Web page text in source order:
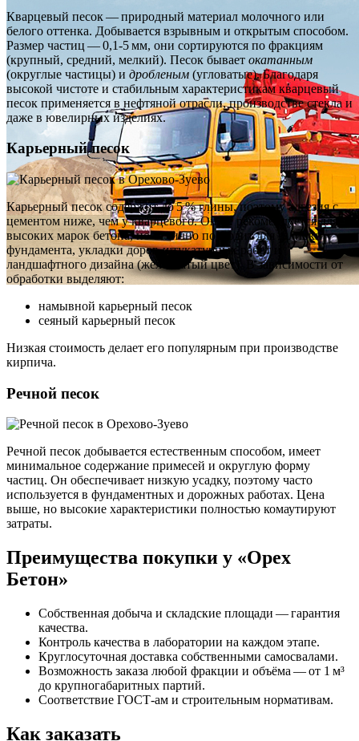
Кварцевый песок — природный материал молочного или
белого оттенка. Добывается взрывным и открытым способом.
Размер частиц — 0,1‑5 мм, они сортируются по фракциям
(крупный, средний, мелкий). Песок бывает окатанным
(округлые частицы) и дробленым (угловатые). Благодаря
высокой чистоте и стабильным характеристикам кварцевый
песок применяется в нефтяной отрасли, производстве стекла и
даже в ювелирных изделиях.
Карьерный песок
Карьерный песок содержит до 5 % глины, поэтому адгезия с
цементом ниже, чем у кварцевого. Он не рекомендуется для
высоких марок бетона, но отлично подходит для заливки
фундамента, укладки дорог, штукатурных работ и
ландшафтного дизайна (желтоватый цвет). В зависимости от
обработки выделяют:
намывной карьерный песок
сеяный карьерный песок
Низкая стоимость делает его популярным при производстве
кирпича.
Речной песок
Речной песок добывается естественным способом, имеет
минимальное содержание примесей и округлую форму
частиц. Он обеспечивает низкую усадку, поэтому часто
используется в фундаментных и дорожных работах. Цена
выше, но высокие характеристики полностью комаутируют
затраты.
Преимущества покупки у «Орех
Бетон»
Собственная добыча и складские площади — гарантия
качества.
Контроль качества в лаборатории на каждом этапе.
Круглосуточная доставка собственными самосвалами.
Возможность заказа любой фракции и объёма — от 1 м³
до крупногабаритных партий.
Соответствие ГОСТ‑ам и строительным нормативам.
Как заказать